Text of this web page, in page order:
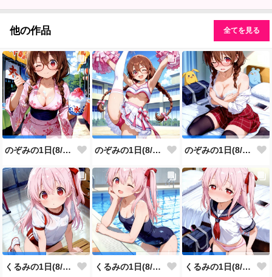
他の作品 全てを見る
のぞみの1日(8/8投稿分) のぞみの1日(8/7投稿分) のぞみの1日(8/6投稿分)
くるみの1日(8/5投稿分) くるみの1日(8/4投稿分) くるみの1日(8/3投稿分)